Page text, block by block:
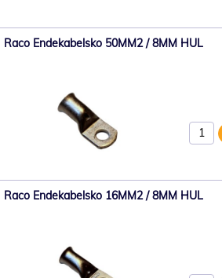
Raco Endekabelsko 50MM2 / 8MM HUL
Raco Endekabelsko 16MM2 / 8MM HUL